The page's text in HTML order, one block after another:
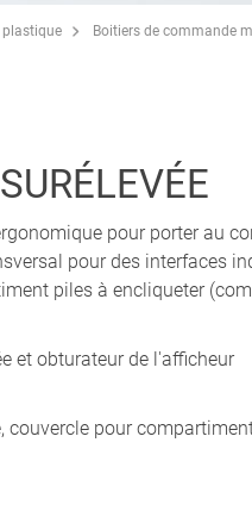
plastique Boitiers de commande
pour porter au
pour des interfaces
piles à encliqueter
et obturateur de l'afficheur
couvercle pour